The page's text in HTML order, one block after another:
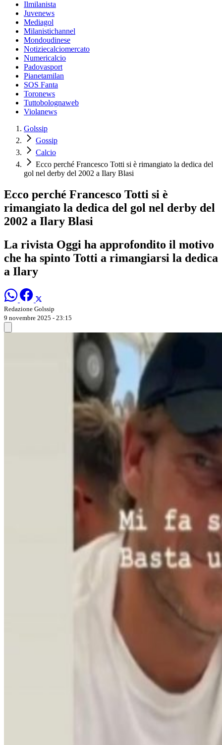
Ilmilanista
Juvenews
Mediagol
Milanistichannel
Mondoudinese
Notiziecalciomercato
Numericalcio
Padovasport
Pianetamilan
SOS Fanta
Toronews
Tuttobolognaweb
Violanews
Golssip
Gossip
Calcio
Ecco perché Francesco Totti si è rimangiato la dedica del
gol nel derby del 2002 a Ilary Blasi
Ecco perché Francesco Totti si è
rimangiato la dedica del gol nel derby del
2002 a Ilary Blasi
La rivista Oggi ha approfondito il motivo
che ha spinto Totti a rimangiarsi la dedica
a Ilary
Redazione Golssip
9 novembre 2025 - 23:15